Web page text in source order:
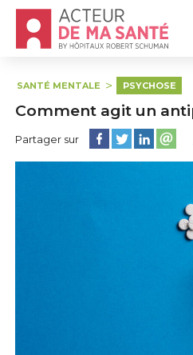
Accueil - Acteur de ma
SANTÉ MENTALE PSYCHOSE
Comment agit un
Partager sur Partager cette
Partager cette
Partager